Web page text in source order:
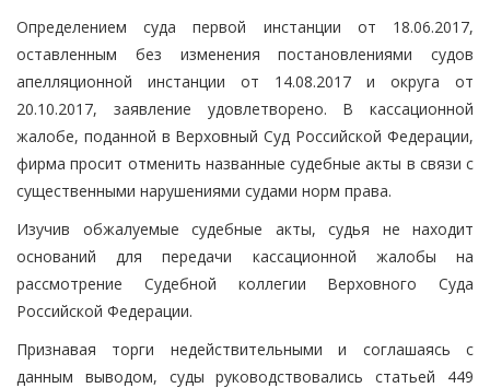
Определением суда первой инстанции от 18.06.2017,
оставленным без изменения постановлениями судов
апелляционной инстанции от 14.08.2017 и округа от
20.10.2017, заявление удовлетворено. В кассационной
жалобе, поданной в Верховный Суд Российской Федерации,
фирма просит отменить названные судебные акты в связи с
существенными нарушениями судами норм права.
Изучив обжалуемые судебные акты, судья не находит
оснований для передачи кассационной жалобы на
рассмотрение Судебной коллегии Верховного Суда
Российской Федерации.
Признавая торги недействительными и соглашаясь с
данным выводом, суды руководствовались статьей 449